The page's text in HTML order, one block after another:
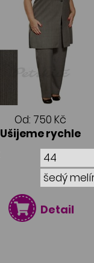
Od: 750 Kč
Ušijeme rychle
Detail